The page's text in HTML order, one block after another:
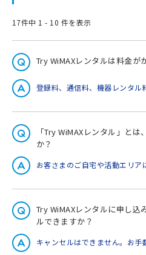
17件中 1 - 10 件を表示
Try WiMAXレンタルは料金が
「Try WiMAXレンタル」と
か？
Try WiMAXレンタルに申し込
ルできますか？